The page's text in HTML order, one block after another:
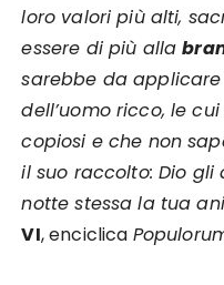
loro valori più alti,
essere di più alla
sarebbe da
dell’uomo ricco, le
copiosi e che non
il suo raccolto: Dio gli
notte stessa la tua
VI, enciclica